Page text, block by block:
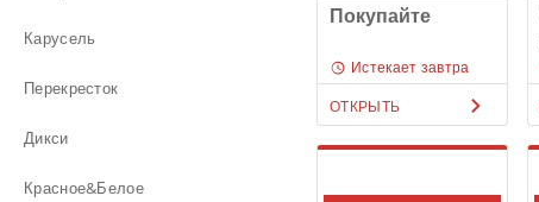
Карусель
Перекресток
Дикси
Красное&Белое
Покупайте
Истекает завтра
ОТКРЫТЬ